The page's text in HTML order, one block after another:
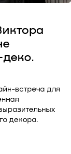
встреча для
декора.